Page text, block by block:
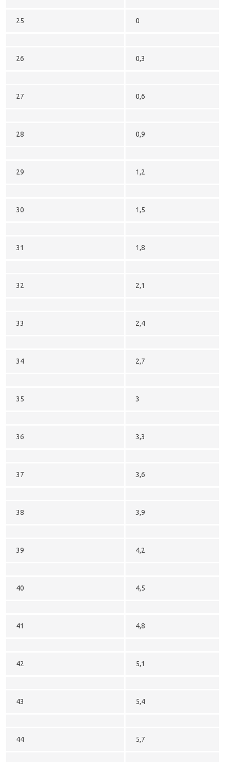
25 0
26 0,3
27 0,6
28 0,9
29 1,2
30 1,5
31 1,8
32 2,1
33 2,4
34 2,7
35 3
36 3,3
37 3,6
38 3,9
39 4,2
40 4,5
41 4,8
42 5,1
43 5,4
44 5,7